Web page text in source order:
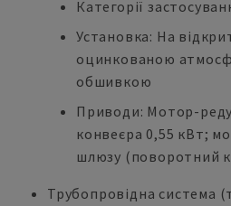
Категорії
Установка: На
оцинкованою
обшивкою
Приводи: Мотор-
конвеєра 0,55 кВт;
шлюзу (поворотний
Трубопровідна система